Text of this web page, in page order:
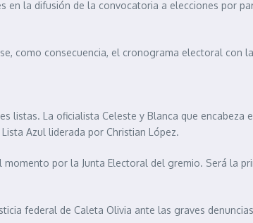
en la difusión de la convocatoria a elecciones por
como consecuencia, el cronograma electoral con
listas. La oficialista Celeste y Blanca que encabeza
Azul liderada por Christian López.
por la Junta Electoral del gremio. Será la
federal de Caleta Olivia ante las graves